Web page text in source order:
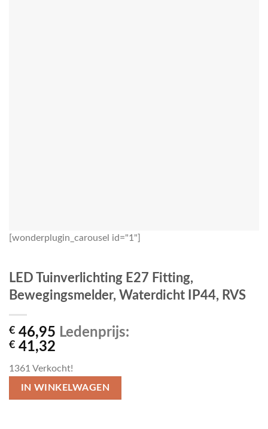
[wonderplugin_carousel id="1"]
LED Tuinverlichting E27 Fitting,
Bewegingsmelder, Waterdicht IP44, RVS
€ 46,95 Ledenprijs:
€ 41,32
1361 Verkocht!
IN WINKELWAGEN